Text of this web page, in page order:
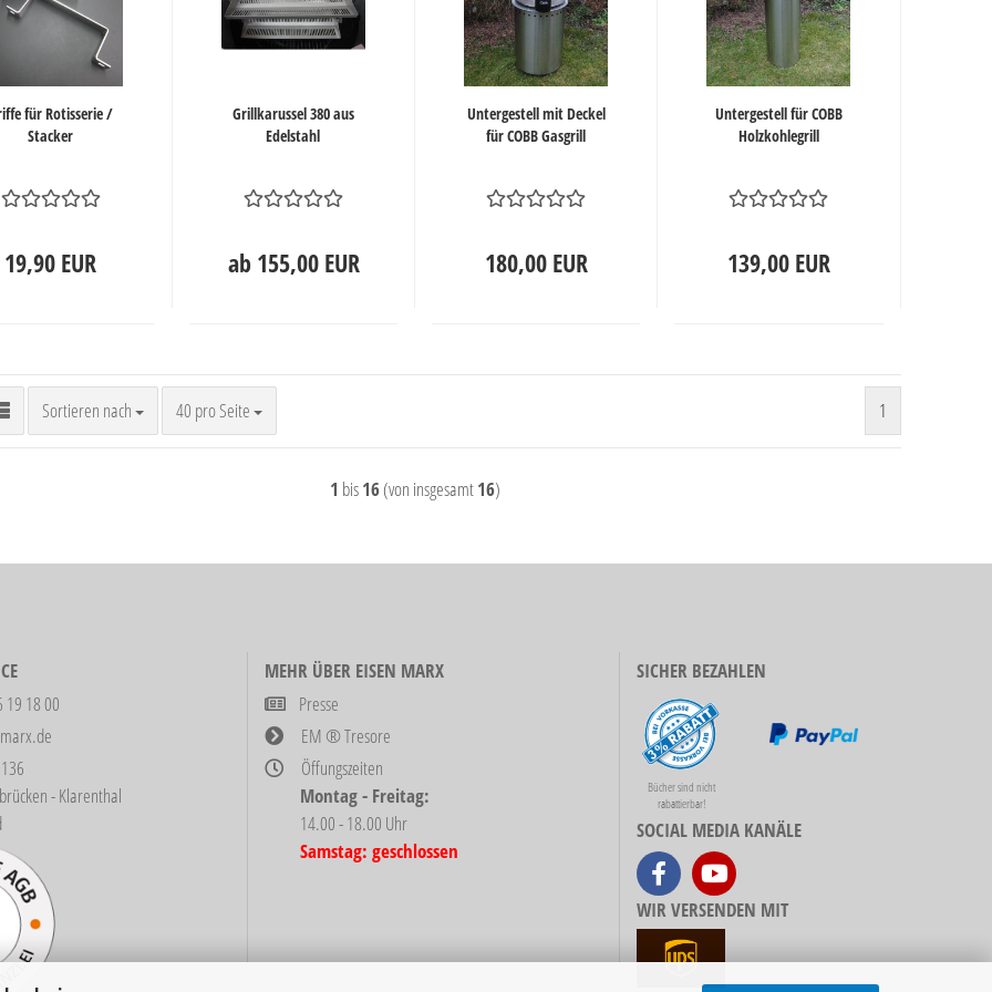
für Rotisserie /
Stacker
19,90 EUR
Grillkarussel 380 aus
Edelstahl
ab 155,00 EUR
Untergestell mit Deckel
für COBB Gasgrill
180,00 EUR
Untergestell für COBB
Holzkohlegrill
139,00 EUR
Sortieren nach
Sortieren nach 40 pro Seite
pro Seite 1
1 bis16(von insgesamt16)
19 18 00
- Klarenthal
MEHR ÜBER EISEN MARX
Presse
EM ® Tresore
Öffungszeiten
Montag - Freitag:
14.00 - 18.00 Uhr
Samstag: geschlossen
SICHER BEZAHLEN
Bücher sind nicht
rabattierbar!
SOCIAL MEDIA KANÄLE
WIR VERSENDEN MIT